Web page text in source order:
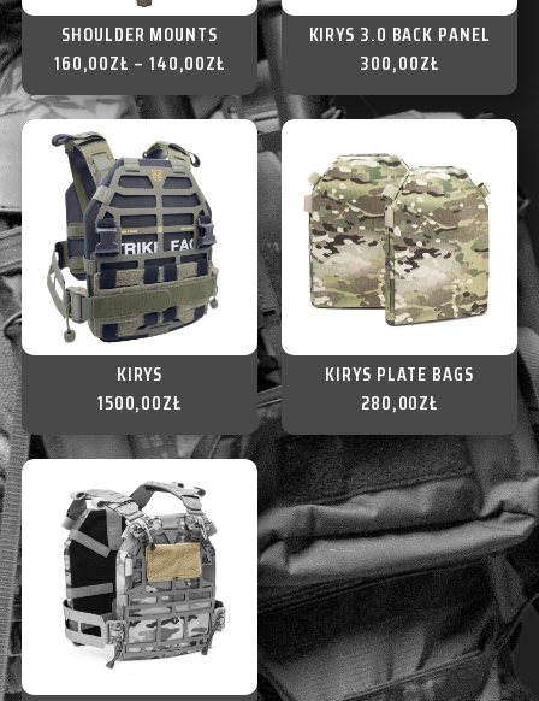
SHOULDER MOUNTS
140,00ZŁ
–
160,00ZŁ
KIRYS 3.0 BACK PANEL
300,00ZŁ
KIRYS
1500,00ZŁ
KIRYS PLATE BAGS
280,00ZŁ